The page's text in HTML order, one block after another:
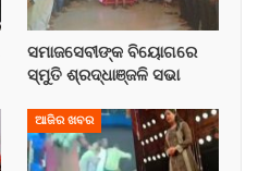
ସମାଜସେବୀଙ୍କ ବିୟୋଗରେ
ସ୍ମୁତି ଶ୍ରଦ୍ଧାଞ୍ଜଳି ସଭା
ଆଜିର ଖବର